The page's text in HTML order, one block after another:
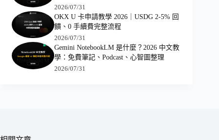
2026/07/31
OKX U 卡申請教學 2026｜USDG 2-5% 回
饋、0 手續費完整流程
2026/07/31
Gemini NotebookLM 是什麼？2026 中文教
學：免費筆記、Podcast、心智圖整理
2026/07/31